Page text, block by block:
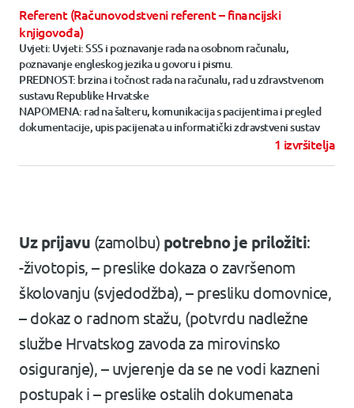
Referent (Računovodstveni referent – financijski
knjigovođa)
Uvjeti: Uvjeti: SSS i poznavanje rada na osobnom računalu,
poznavanje engleskog jezika u govoru i pismu.
PREDNOST: brzina i točnost rada na računalu, rad u zdravstvenom
sustavu Republike Hrvatske
NAPOMENA: rad na šalteru, komunikacija s pacijentima i pregled
dokumentacije, upis pacijenata u informatički zdravstveni sustav
1 izvršitelja
Uz prijavu (zamolbu) potrebno je priložiti:
-životopis, – preslike dokaza o završenom
školovanju (svjedodžba), – presliku domovnice,
– dokaz o radnom stažu, (potvrdu nadležne
službe Hrvatskog zavoda za mirovinsko
osiguranje), – uvjerenje da se ne vodi kazneni
postupak i – preslike ostalih dokumenata